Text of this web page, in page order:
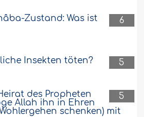
6
Zustand: Was ist
5
Insekten töten?
5
des Propheten
Allah ihn in Ehren
schenken) mit